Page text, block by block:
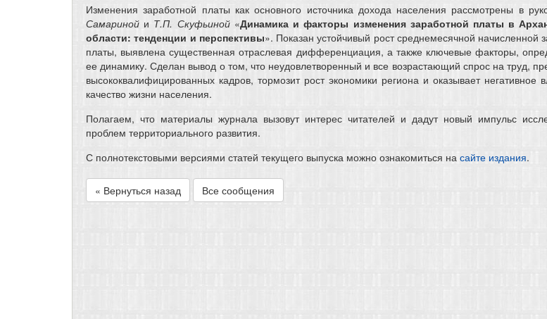
Изменения заработной платы как основного источника дохода населения рассмотрены в
Самариной и Т.П. Скуфьиной«Динамика и факторы изменения заработной платы в
области: тенденции и перспективы». Показан устойчивый рост среднемесячной начисленной
платы, выявлена существенная отраслевая дифференциация, а также ключевые факторы,
ее динамику. Сделан вывод о том, что неудовлетворенный и все возрастающий спрос на труд,
высококвалифицированных кадров, тормозит рост экономики региона и оказывает негативное
качество жизни населения.
Полагаем, что материалы журнала вызовут интерес читателей и дадут новый импульс
проблем территориального развития.
С полнотекстовыми версиями статей текущего выпуска можно ознакомиться на сайте издания.
« Вернуться назад Все сообщения